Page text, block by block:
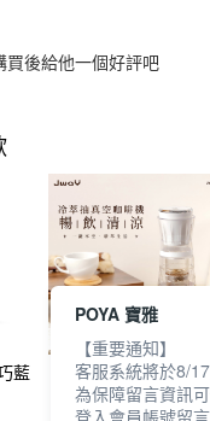
買後給他一個好評吧
藍
【廠商直送】JWAY
萃抽真空咖啡機 JY-
POYA 寶雅
【重要通知】
客服系統將於8/
為保障留言資訊
登入會員帳號留言